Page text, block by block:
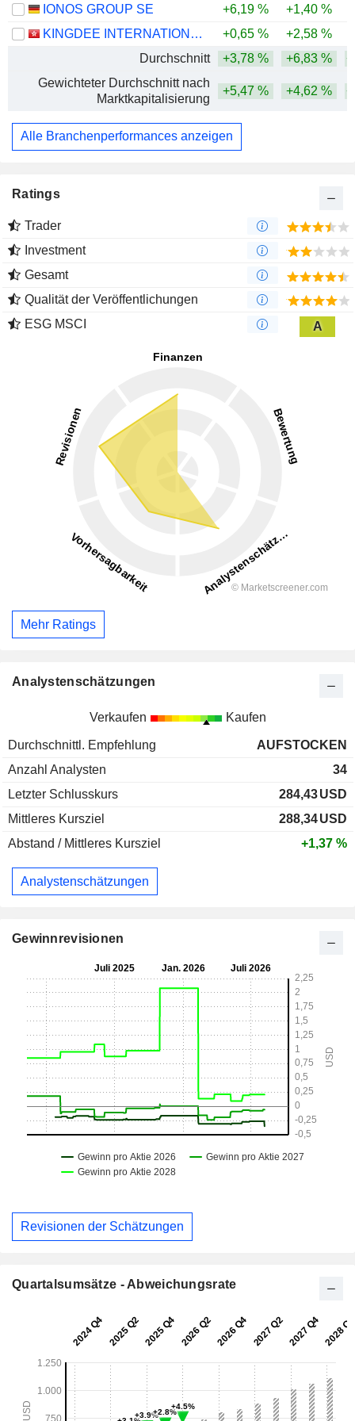
IONOS GROUP SE +6,19 % +1,40 %
KINGDEE INTERNATIONAL SOFTWARE GROUP COMPANY LIMITED
+0,65 % +2,58 %
Durchschnitt
+3,78 % +6,83 %
Gewichteter Durchschnitt nach
Marktkapitalisierung
+5,47 % +4,62 %
Alle Branchenperformances anzeigen
Ratings
Trader
Investment
Gesamt
Qualität der Veröffentlichungen
ESG MSCI
A
Mehr Ratings
Analystenschätzungen
Verkaufen Kaufen
Durchschnittl. Empfehlung
AUFSTOCKEN
Anzahl Analysten
34
Letzter Schlusskurs
284,43USD
Mittleres Kursziel
288,34USD
Abstand / Mittleres Kursziel
+1,37 %
Analystenschätzungen
Gewinnrevisionen
Revisionen der Schätzungen
Quartalsumsätze - Abweichungsrate